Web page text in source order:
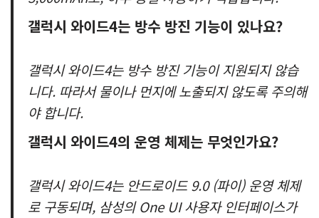
갤럭시 와이드4는 방수 방진 기능이 있나요?
갤럭시 와이드4는 방수 방진 기능이 지원되지 않습
니다. 따라서 물이나 먼지에 노출되지 않도록 주의해
야 합니다.
갤럭시 와이드4의 운영 체제는 무엇인가요?
갤럭시 와이드4는 안드로이드 9.0 (파이) 운영 체제
로 구동되며, 삼성의 One UI 사용자 인터페이스가